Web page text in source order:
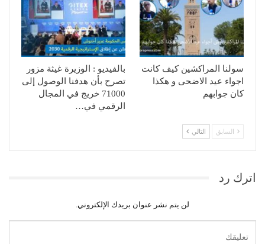
سولنا المراكشين كيف كانت
اجواء عيد الاضحى و هكذا
كان جوابهم
بالفيديو : الوزيرة غيثة مزور
تصرح بأن هدفنا الوصول إلى
71000 خريج في المجال
الرقمي في…
السابق التالي
اترك رد
لن يتم نشر عنوان بريدك الإلكتروني.